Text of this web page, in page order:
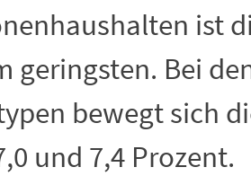
ist
geringsten. Bei
bewegt sich
und 7,4 Prozent.